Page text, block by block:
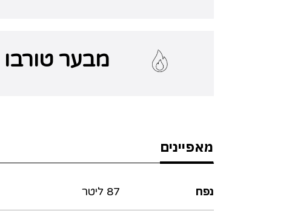
מבער טורבו
מאפיינים
נפח 87 ליטר